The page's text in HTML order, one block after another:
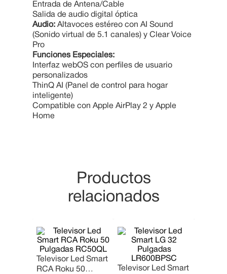
Entrada de Antena/Cable
Salida de audio digital óptica
Audio: Altavoces estéreo con AI Sound
(Sonido virtual de 5.1 canales) y Clear Voice
Pro
Funciones Especiales:
Interfaz webOS con perfiles de usuario
personalizados
ThinQ AI (Panel de control para hogar
inteligente)
Compatible con Apple AirPlay 2 y Apple
Home
Productos
relacionados